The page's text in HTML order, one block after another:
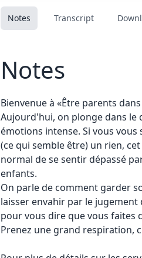
Notes Transcript
Notes
Bienvenue à «Être parents
Aujourd'hui, on plonge dans
émotions intense. Si vous
(ce qui semble être) un rien,
normal de se sentir dépassé
enfants.
On parle de comment garder
laisser envahir par le
pour vous dire que vous faites
Prenez une grand respiration,